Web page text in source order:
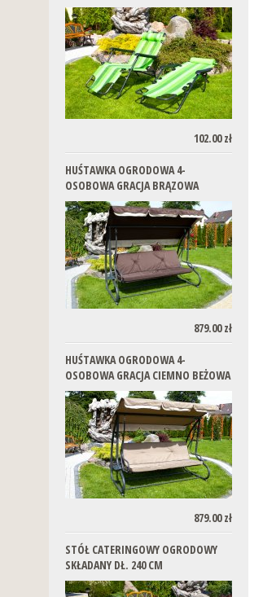
102.00 zł
HUŚTAWKA OGRODOWA 4-
OSOBOWA GRACJA BRĄZOWA
879.00 zł
HUŚTAWKA OGRODOWA 4-
OSOBOWA GRACJA CIEMNO BEŻOWA
879.00 zł
STÓŁ CATERINGOWY OGRODOWY
SKŁADANY DŁ. 240 CM